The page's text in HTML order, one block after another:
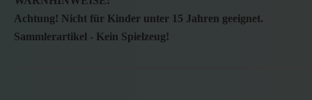
Achtung! Nicht für Kinder unter 15 Jahren geeignet.
Sammlerartikel - Kein Spielzeug!